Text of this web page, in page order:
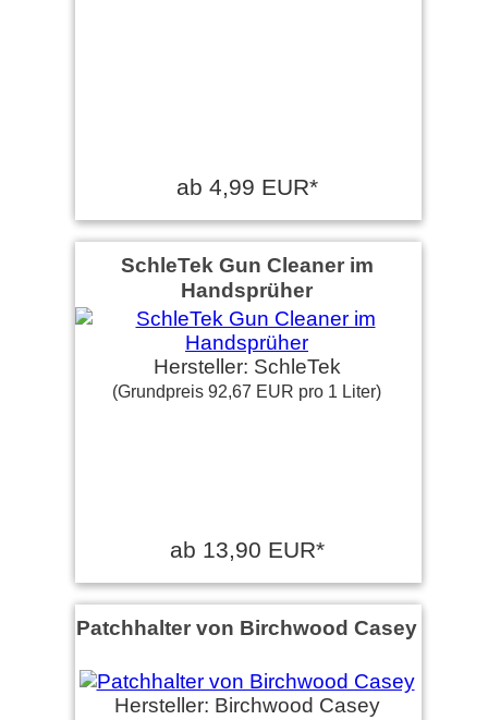
ab 4,99 EUR*
SchleTek Gun Cleaner im
Handsprüher
Hersteller: SchleTek
(Grundpreis 92,67 EUR pro 1 Liter)
ab 13,90 EUR*
Patchhalter von Birchwood Casey
Hersteller: Birchwood Casey